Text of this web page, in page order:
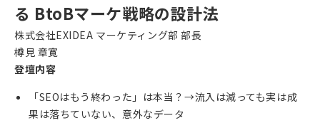
る BtoBマーケ戦略の設計法
株式会社EXIDEA マーケティング部 部長
樽見 章寛
登壇内容
「SEOはもう終わった」は本当？→流入は減っても実は成
果は落ちていない、意外なデータ